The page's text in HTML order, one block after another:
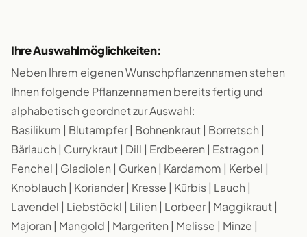
Ihre Auswahlmöglichkeiten:
Neben Ihrem eigenen Wunschpflanzennamen stehen
Ihnen folgende Pflanzennamen bereits fertig und
alphabetisch geordnet zur Auswahl:
Basilikum | Blutampfer | Bohnenkraut | Borretsch |
Bärlauch | Currykraut | Dill | Erdbeeren | Estragon |
Fenchel | Gladiolen | Gurken | Kardamom | Kerbel |
Knoblauch | Koriander | Kresse | Kürbis | Lauch |
Lavendel | Liebstöckl | Lilien | Lorbeer | Maggikraut |
Majoran | Mangold | Margeriten | Melisse | Minze |